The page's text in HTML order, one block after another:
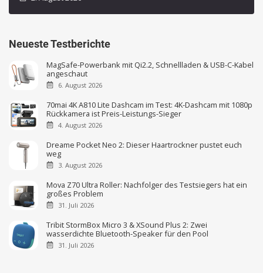
Neueste Testberichte
MagSafe-Powerbank mit Qi2.2, Schnellladen & USB-C-Kabel
angeschaut
6. August 2026
70mai 4K A810 Lite Dashcam im Test: 4K-Dashcam mit 1080p
Rückkamera ist Preis-Leistungs-Sieger
4. August 2026
Dreame Pocket Neo 2: Dieser Haartrockner pustet euch
weg
3. August 2026
Mova Z70 Ultra Roller: Nachfolger des Testsiegers hat ein
großes Problem
31. Juli 2026
Tribit StormBox Micro 3 & XSound Plus 2: Zwei
wasserdichte Bluetooth-Speaker für den Pool
31. Juli 2026